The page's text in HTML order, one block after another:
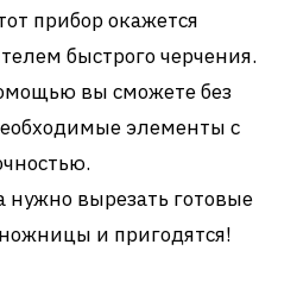
прибор окажется
быстрого черчения.
вы сможете без
элементы с
нужно вырезать готовые
и пригодятся!